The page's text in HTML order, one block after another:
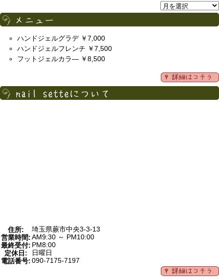
ハンドジェルグラデ ￥7,000
ハンドジェルフレンチ ￥7,500
フットジェルカラ― ￥8,500
住所:
埼玉県蕨市中央3-3-13
営業時間:AM9:30 ～ PM10:00
最終受付: PM8:00
定休日:
日曜日
電話番号:090-7175-7197